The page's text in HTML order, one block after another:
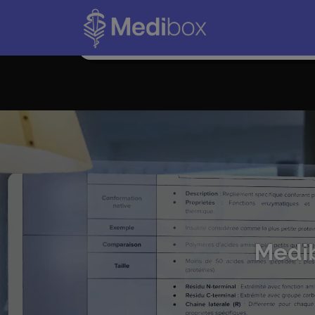
J’ai recommandé Medibox à toutes mes amies.
C’est beaucoup moins cher que les autres
traditionnelles et c’est beaucoup plus efficace.